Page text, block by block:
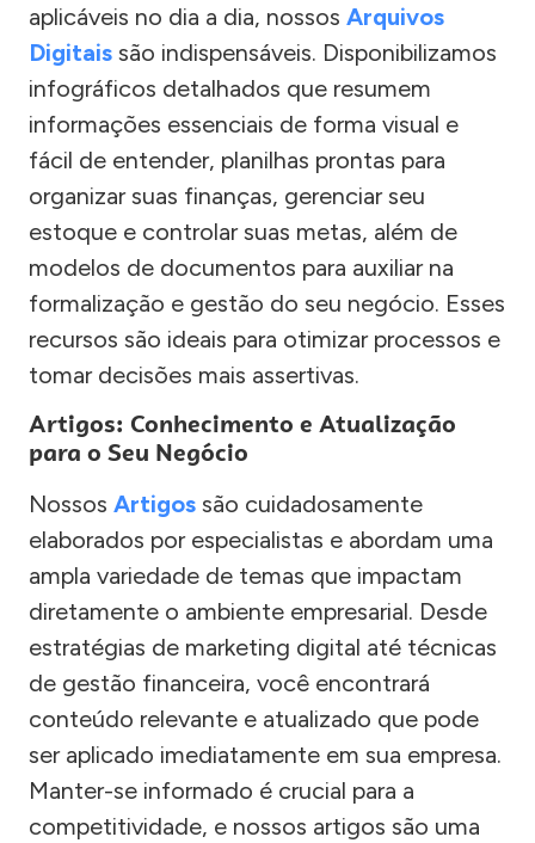
aplicáveis no dia a dia, nossos Arquivos
Digitais são indispensáveis. Disponibilizamos
infográficos detalhados que resumem
informações essenciais de forma visual e
fácil de entender, planilhas prontas para
organizar suas finanças, gerenciar seu
estoque e controlar suas metas, além de
modelos de documentos para auxiliar na
formalização e gestão do seu negócio. Esses
recursos são ideais para otimizar processos e
tomar decisões mais assertivas.
Artigos: Conhecimento e Atualização
para o Seu Negócio
Nossos Artigos são cuidadosamente
elaborados por especialistas e abordam uma
ampla variedade de temas que impactam
diretamente o ambiente empresarial. Desde
estratégias de marketing digital até técnicas
de gestão financeira, você encontrará
conteúdo relevante e atualizado que pode
ser aplicado imediatamente em sua empresa.
Manter-se informado é crucial para a
competitividade, e nossos artigos são uma